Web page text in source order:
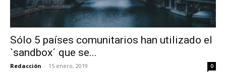
Sólo 5 países comunitarios han utilizado el
`sandbox´ que se...
Redacción - 15 enero, 2019 0